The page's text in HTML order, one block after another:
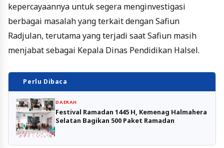
kepercayaannya untuk segera menginvestigasi
berbagai masalah yang terkait dengan Safiun
Radjulan, terutama yang terjadi saat Safiun masih
menjabat sebagai Kepala Dinas Pendidikan Halsel.
Perlu Dibaca
DAERAH
Festival Ramadan 1445 H, Kemenag Halmahera
Selatan Bagikan 500 Paket Ramadan